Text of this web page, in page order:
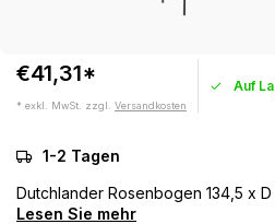
€41,31*
* exkl. MwSt. zzgl. Versandkosten
Auf
1-2 Tagen
Dutchlander Rosenbogen 134,5 x
Lesen Sie mehr